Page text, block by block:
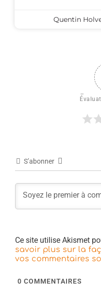
Quentin
S’abonner
Ce site utilise Akismet
savoir plus sur la
vos commentaires
0 COMMENTAIRES